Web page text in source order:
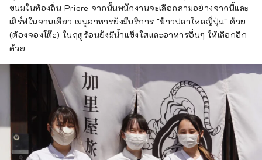
ขนมในท้องถิ่น Priere จากนั้นพนักงานจะเลือกสามอย่างจากนี้และ
เสิร์ฟในจานเดียว เมนูอาหารยังมีบริการ "ข้าวปลาไหลญี่ปุ่น" ด้วย
(ต้องจองโต๊ะ) ในฤดูร้อนยังมีน้ำแข็งใสและอาหารอื่นๆ ให้เลือกอีก
ด้วย